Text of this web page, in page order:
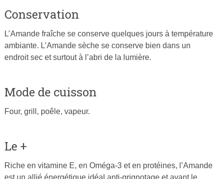
Conservation
L’Amande fraîche se conserve quelques jours à température
ambiante. L’Amande sèche se conserve bien dans un
endroit sec et surtout à l’abri de la lumière.
Mode de cuisson
Four, grill, poêle, vapeur.
Le +
Riche en vitamine E, en Oméga-3 et en protéines, l’Amande
est un allié énergétique idéal anti-grignotage et avant le